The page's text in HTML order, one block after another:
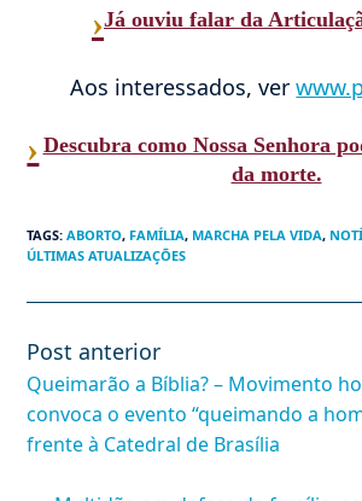
›Já ouviu falar da
Aos interessados, ver
› Descubra como Nossa Senhora
da morte.
TAGS:ABORTO, FAMÍLIA, MARCHA PELA VIDA,
ÚLTIMAS ATUALIZAÇÕES
Leia
mais
artigos
Post anterior
Queimarão a Bíblia? – Movimento
convoca o evento “queimando a
frente à Catedral de Brasília